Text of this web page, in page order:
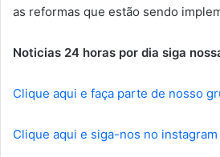
as reformas que estão sendo
Noticias 24 horas por dia siga
Clique aqui e faça parte de nosso
Clique aqui e siga-nos no instagram